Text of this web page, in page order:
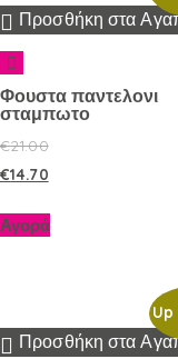
Προσθήκη στα
Φουστα παντελονι
σταμπωτο
€21.00
€14.70
Αγορά
Προσθήκη στα